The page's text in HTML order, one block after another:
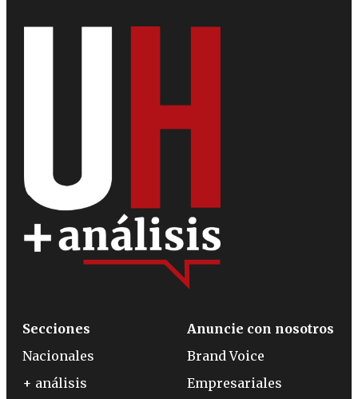
Secciones
Nacionales
+ análisis
Anuncie con nosotros
Brand Voice
Empresariales